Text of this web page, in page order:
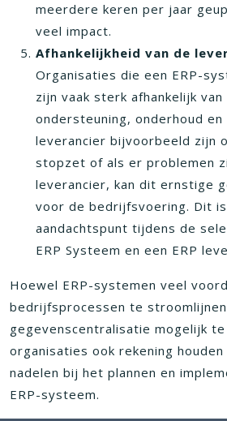
meerdere keren per jaar
veel impact.
Afhankelijkheid van de
Organisaties die een ERP-
zijn vaak sterk afhankelijk
ondersteuning, onderhoud en
leverancier bijvoorbeeld zijn
stopzet of als er problemen
leverancier, kan dit ernstige
voor de bedrijfsvoering. Dit
aandachtspunt tijdens de
ERP Systeem en een ERP
Hoewel ERP-systemen veel
bedrijfsprocessen te
gegevenscentralisatie mogelijk
organisaties ook rekening
nadelen bij het plannen en
ERP-systeem.